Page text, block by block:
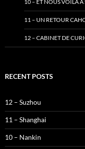
10 – ET NOUS VOILA A
11 – UN RETOUR
12 – CABINET DE
RECENT POSTS
12 – Suzhou
11 – Shanghai
10 – Nankin